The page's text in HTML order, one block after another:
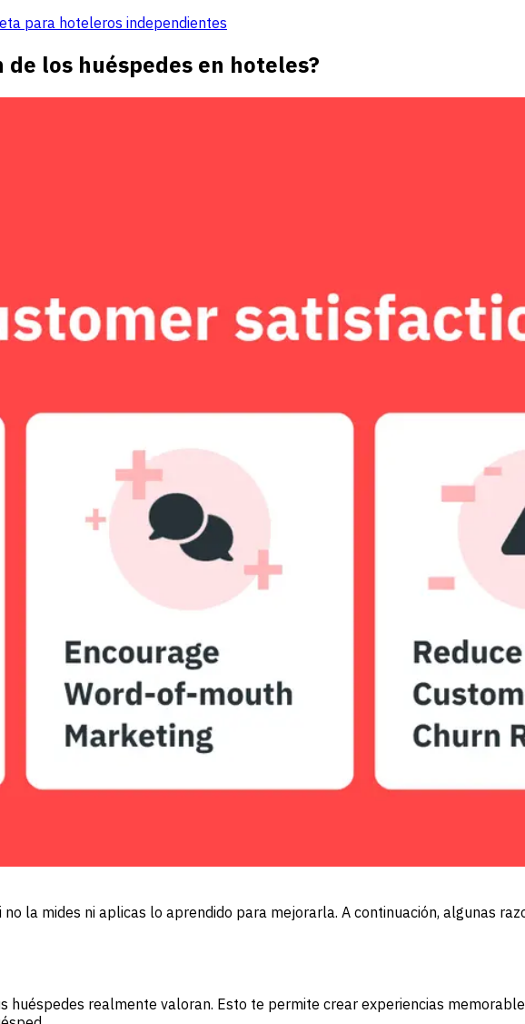
para hoteleros independientes
los huéspedes en hoteles?
la mides ni aplicas lo aprendido para mejorarla. A continuación, algunas
huéspedes realmente valoran. Esto te permite crear experiencias